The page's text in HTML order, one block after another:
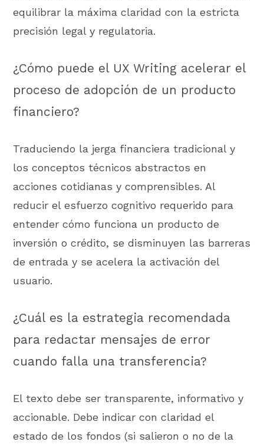
equilibrar la máxima claridad con la estricta
precisión legal y regulatoria.
¿Cómo puede el UX Writing acelerar el
proceso de adopción de un producto
financiero?
Traduciendo la jerga financiera tradicional y
los conceptos técnicos abstractos en
acciones cotidianas y comprensibles. Al
reducir el esfuerzo cognitivo requerido para
entender cómo funciona un producto de
inversión o crédito, se disminuyen las barreras
de entrada y se acelera la activación del
usuario.
¿Cuál es la estrategia recomendada
para redactar mensajes de error
cuando falla una transferencia?
El texto debe ser transparente, informativo y
accionable. Debe indicar con claridad el
estado de los fondos (si salieron o no de la